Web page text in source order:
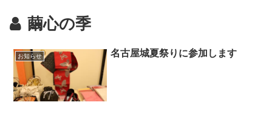
繭心の季
お知らせ 名古屋城夏祭りに参加します